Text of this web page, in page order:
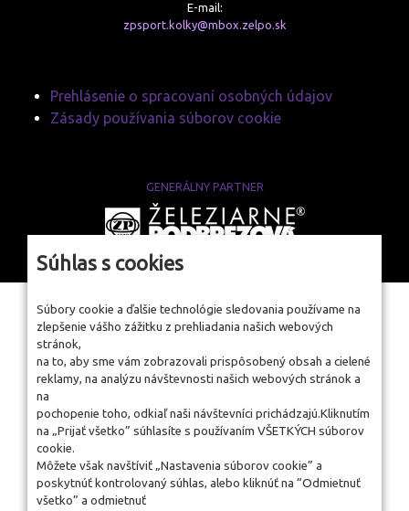
E-mail:
zpsport.kolky@mbox.zelpo.sk
Prehlásenie o spracovaní osobných údajov
Zásady používania súborov cookie
GENERÁLNY PARTNER
www.zelpo.sk
Súhlas s cookies
Súbory cookie a ďalšie technológie sledovania používame na
zlepšenie vášho zážitku z prehliadania našich webových
stránok,
na to, aby sme vám zobrazovali prispôsobený obsah a cielené
reklamy, na analýzu návštevnosti našich webových stránok a
na
pochopenie toho, odkiaľ naši návštevníci prichádzajú.Kliknutím
na „Prijať všetko” súhlasíte s používaním VŠETKÝCH súborov
cookie.
Môžete však navštíviť „Nastavenia súborov cookie” a
poskytnúť kontrolovaný súhlas, alebo kliknúť na “Odmietnuť
všetko” a odmietnuť